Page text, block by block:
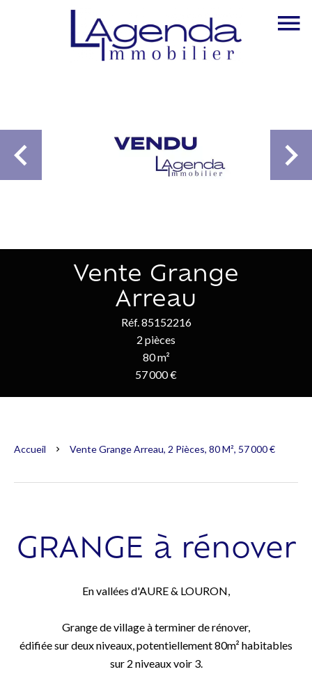
Vente Grange
Arreau
Réf. 85152216
2 pièces
80 m²
57 000 €
Accueil Vente Grange Arreau, 2 Pièces, 80 M², 57 000 €
GRANGE à rénover
En vallées d'AURE & LOURON,
Grange de village à terminer de rénover,
édifiée sur deux niveaux, potentiellement 80m² habitables
sur 2 niveaux voir 3.